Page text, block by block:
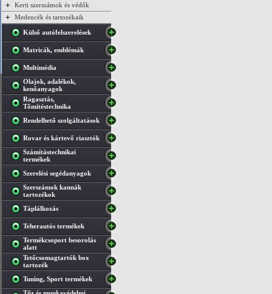
+ Kerti szerszámok és védők
+ Medencék és tartozékaik
Külső autófelszerelések
Matricák, emblémák
Multimédia
Olajok, adalékok,
kenőanyagok
Ragasztás,
Tőmítéstechnika
Rendelhető szolgáltatások
Rovar és kártevő riasztók
Számítástechnikai
termékek
Szerelési segédanyagok
Szerszámok kannák
tartozékok
Táplálkozás
Teherautós termékek
Termékcsoport besorolás
alatt
Tetőcsomagtartók box
tartozék
Tuning, Sport termékek